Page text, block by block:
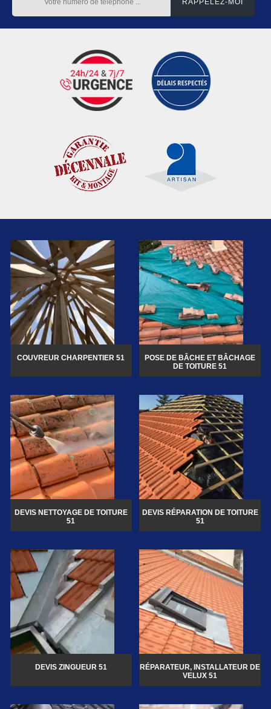
COUVREUR CHARPENTIER 51
POSE DE BÂCHE ET BÂCHAGE
DE TOITURE 51
DEVIS NETTOYAGE DE TOITURE
51
DEVIS RÉPARATION DE TOITURE
51
DEVIS ZINGUEUR 51
RÉPARATEUR, INSTALLATEUR DE
VELUX 51